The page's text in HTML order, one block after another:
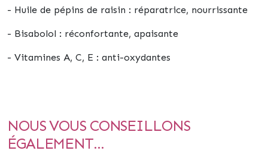
- Huile de pépins de raisin : réparatrice, nourrissante
- Bisabolol : réconfortante, apaisante
- Vitamines A, C, E : anti-oxydantes
NOUS VOUS CONSEILLONS
ÉGALEMENT...